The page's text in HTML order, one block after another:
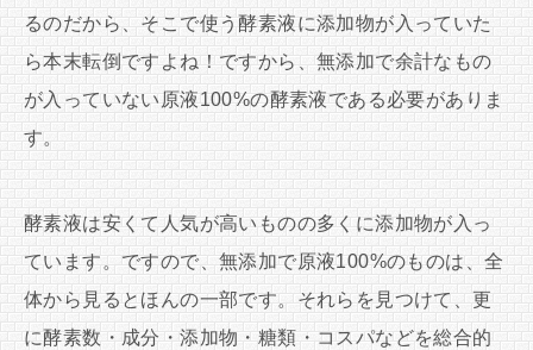
るのだから、そこで使う酵素液に添加物が入っていた
ら本末転倒ですよね！ですから、無添加で余計なもの
が入っていない原液100%の酵素液である必要がありま
す。
酵素液は安くて人気が高いものの多くに添加物が入っ
ています。ですので、無添加で原液100%のものは、全
体から見るとほんの一部です。それらを見つけて、更
に酵素数・成分・添加物・糖類・コスパなどを総合的